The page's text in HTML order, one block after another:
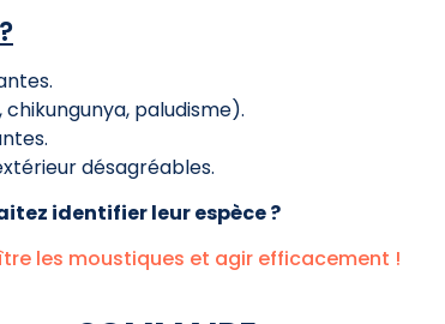
paludisme).
désagréables.
identifier leur espèce ?
les moustiques et agir efficacement !